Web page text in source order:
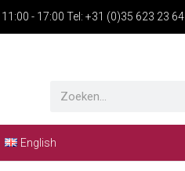
11:00 - 17:00 Tel: +31 (0)35 623 23 64
English